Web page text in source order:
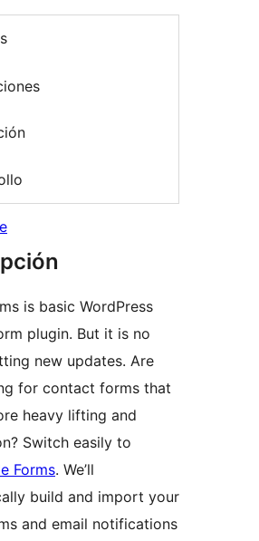
is basic WordPress
plugin. But it is no
new updates. Are
for contact forms that
heavy lifting and
Switch easily to
Forms. We’ll
build and import your
and email notifications